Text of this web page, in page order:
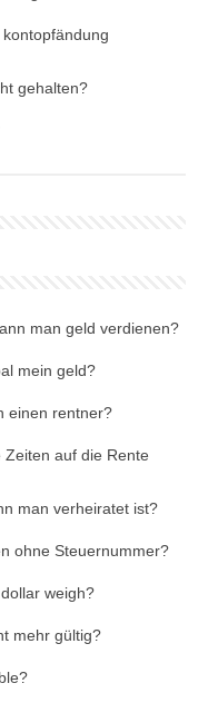
gehalten?
man geld verdienen?
mein geld?
einen rentner?
auf die Rente
man verheiratet ist?
ohne Steuernummer?
weigh?
mehr gültig?